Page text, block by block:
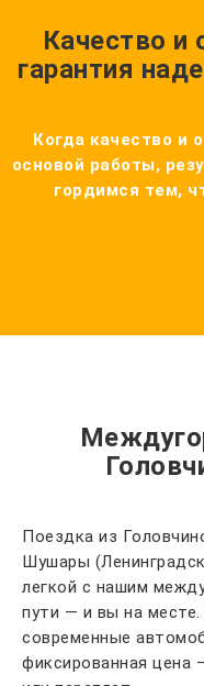
Качество и
гарантия
Когда качество и
основой работы,
гордимся тем,
Поездка из
Шушары
легкой с нашим
пути — и вы на
современные
фиксированная цена